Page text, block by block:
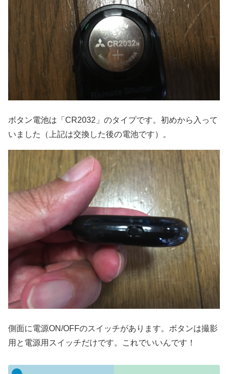
ボタン電池は「CR2032」のタイプです。初めから入って
いました（上記は交換した後の電池です）。
側面に電源ON/OFFのスイッチがあります。ボタンは撮影
用と電源用スイッチだけです。これでいいんです！